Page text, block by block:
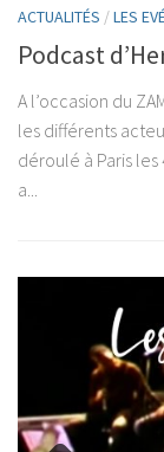
ACTUALITÉS /LES
Podcast
A l’occasion du
les différents
déroulé à Paris
a...